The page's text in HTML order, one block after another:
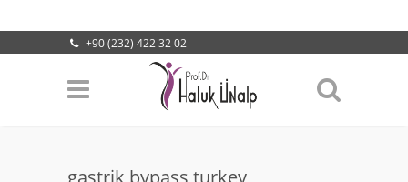
+90 (232) 422 32 02
info@halukunalp.com
gastrik bypass turkey